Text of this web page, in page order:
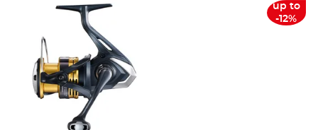
up to
-12%